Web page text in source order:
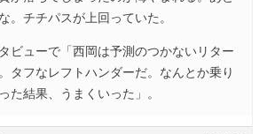
。チチパスが上回っていた。
ビューで「西岡は予測のつかないリター
タフなレフトハンダーだ。なんとか乗り
た結果、うまくいった」。